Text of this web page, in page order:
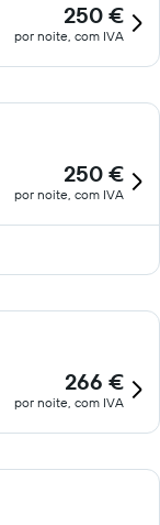
250 €
por noite, com IVA
250 €
por noite, com IVA
266 €
por noite, com IVA